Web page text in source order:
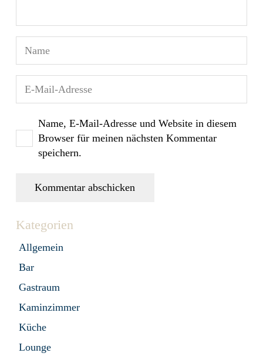
Name, E-Mail-Adresse und Website in diesem
Browser für meinen nächsten Kommentar
speichern.
Kommentar abschicken
Kategorien
Allgemein
Bar
Gastraum
Kaminzimmer
Küche
Lounge